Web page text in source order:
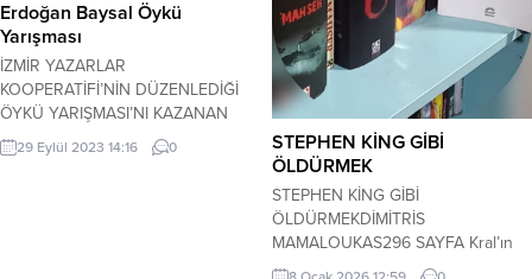
Erdoğan Baysal Öykü
Yarışması
İZMİR YAZARLAR
KOOPERATİFİ’NİN DÜZENLEDİĞİ
ÖYKÜ YARIŞMASI’NI KAZANAN
YAZARLARA BİRER PLAKET
TAKDİM EDİLECEK.(SON BAŞVURU
29 Eylül 2023 14:16 0
STEPHEN KİNG GİBİ
ÖLDÜRMEK
STEPHEN KİNG GİBİ
ÖLDÜRMEKDİMİTRİS
MAMALOUKAS296 SAYFA Kral’ın
kitaplarını neden ve asıl olarak, ne